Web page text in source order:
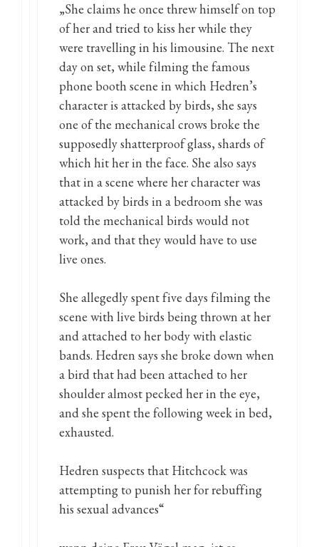
„She claims he once threw himself on top
of her and tried to kiss her while they
were travelling in his limousine. The next
day on set, while filming the famous
phone booth scene in which Hedren’s
character is attacked by birds, she says
one of the mechanical crows broke the
supposedly shatterproof glass, shards of
which hit her in the face. She also says
that in a scene where her character was
attacked by birds in a bedroom she was
told the mechanical birds would not
work, and that they would have to use
live ones.
She allegedly spent five days filming the
scene with live birds being thrown at her
and attached to her body with elastic
bands. Hedren says she broke down when
a bird that had been attached to her
shoulder almost pecked her in the eye,
and she spent the following week in bed,
exhausted.
Hedren suspects that Hitchcock was
attempting to punish her for rebuffing
his sexual advances“